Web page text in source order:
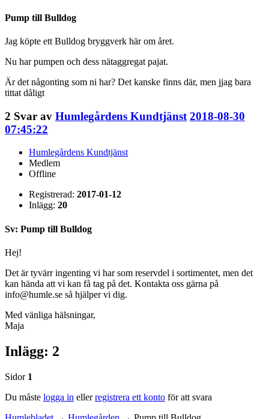
Pump till Bulldog
Jag köpte ett Bulldog bryggverk här om året.
Nu har pumpen och dess nätaggregat pajat.
Är det någonting som ni har? Det kanske finns där, men jjag bara
tittat dåligt
2 Svar av Humlegårdens Kundtjänst 2018-08-30
07:45:22
Humlegårdens Kundtjänst
Medlem
Offline
Registrerad: 2017-01-12
Inlägg: 20
Sv: Pump till Bulldog
Hej!
Det är tyvärr ingenting vi har som reservdel i sortimentet, men det
kan hända att vi kan få tag på det. Kontakta oss gärna på
info@humle.se så hjälper vi dig.
Med vänliga hälsningar,
Maja
Inlägg: 2
Sidor 1
Du måste logga in ellerregistrera ett konto för att svara